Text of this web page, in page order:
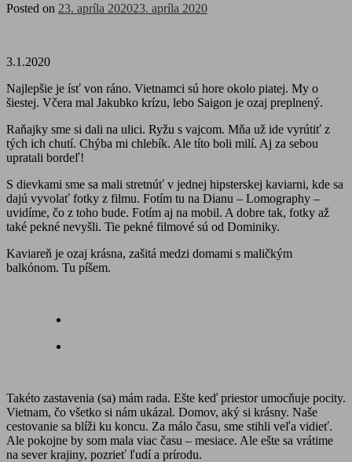
Posted on 23. apríla 202023. apríla 2020
3.1.2020
Najlepšie je ísť von ráno. Vietnamci sú hore okolo piatej. My o
šiestej. Včera mal Jakubko krízu, lebo Saigon je ozaj preplnený.
Raňajky sme si dali na ulici. Ryžu s vajcom. Mňa už ide vyrútiť z
tých ich chutí. Chýba mi chlebík. Ale títo boli milí. Aj za sebou
upratali bordeľ!
S dievkami sme sa mali stretnúť v jednej hipsterskej kaviarni, kde sa
dajú vyvolať fotky z filmu. Fotím tu na Dianu – Lomography –
uvidíme, čo z toho bude. Fotím aj na mobil. A dobre tak, fotky až
také pekné nevyšli. Tie pekné filmové sú od Dominiky.
Kaviareň je ozaj krásna, zašitá medzi domami s maličkým
balkónom. Tu píšem.
Takéto zastavenia (sa) mám rada. Ešte keď priestor umocňuje pocity.
Vietnam, čo všetko si nám ukázal. Domov, aký si krásny. Naše
cestovanie sa blíži ku koncu. Za málo času, sme stihli veľa vidieť.
Ale pokojne by som mala viac času – mesiace. Ale ešte sa vrátime
na sever krajiny, pozrieť ľudí a prírodu.